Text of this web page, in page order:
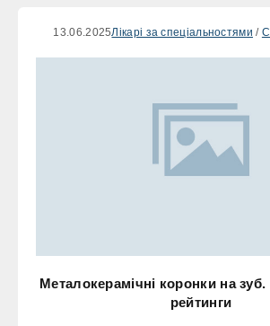
13.06.2025Лікарі за спеціальностями /
Металокерамічні коронки на зуб.
рейтинги